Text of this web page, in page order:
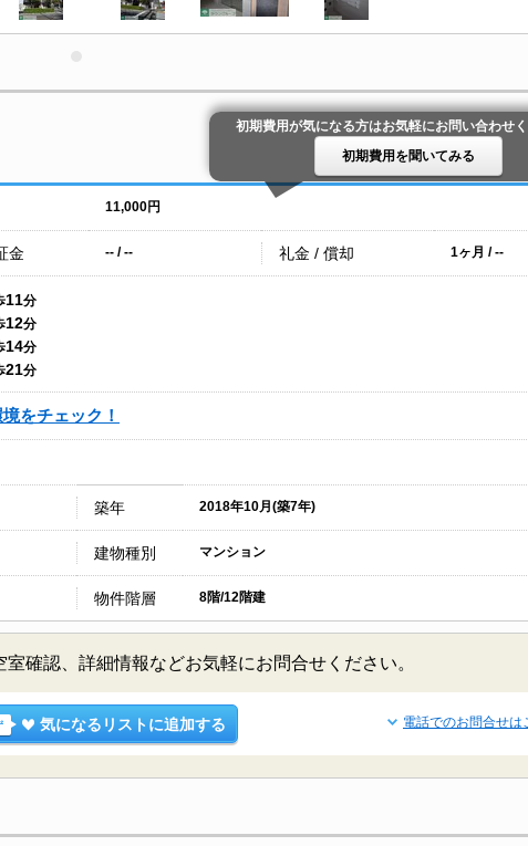
初期費用が気になる方はお気軽にお問い合わせく
初期費用を聞いてみる
11,000円
金 -- / -- 礼金 / 償却 1ヶ月 / --
11分
12分
14分
21分
をチェック！
築年 2018年10月(築7年)
建物種別 マンション
物件階層 8階/12階建
確認、詳細情報などお気軽にお問合せください。
気になるリストに追加する 電話でのお問合せは